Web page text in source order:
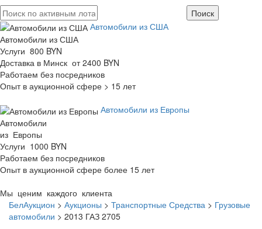
Автомобили из США
Автомобили из США
Услуги 800 BYN
Доставка в Минск от 2400 BYN
Работаем без посредников
Опыт в аукционной сфере > 15 лет
Автомобили из Европы
Автомобили
из Европы
Услуги 1000 BYN
Работаем без посредников
Опыт в аукционной сфере более 15 лет
Мы ценим каждого клиента
БелАукцион > Аукционы > Транспортные Средства > Грузовые
автомобили > 2013 ГАЗ 2705